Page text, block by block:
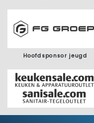
Hoofdsponsor jeugd